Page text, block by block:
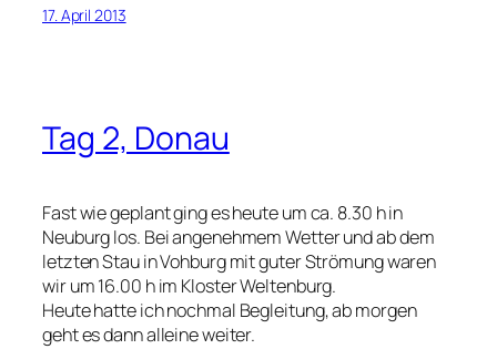
17. April 2013
Tag 2, Donau
Fast wie geplant ging es heute um ca. 8.30 h in
Neuburg los. Bei angenehmem Wetter und ab dem
letzten Stau in Vohburg mit guter Strömung waren
wir um 16.00 h im Kloster Weltenburg.
Heute hatte ich nochmal Begleitung, ab morgen
geht es dann alleine weiter.